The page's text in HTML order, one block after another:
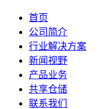
首页
公司简介
行业解决方案
新闻视野
产品业务
共享仓储
联系我们